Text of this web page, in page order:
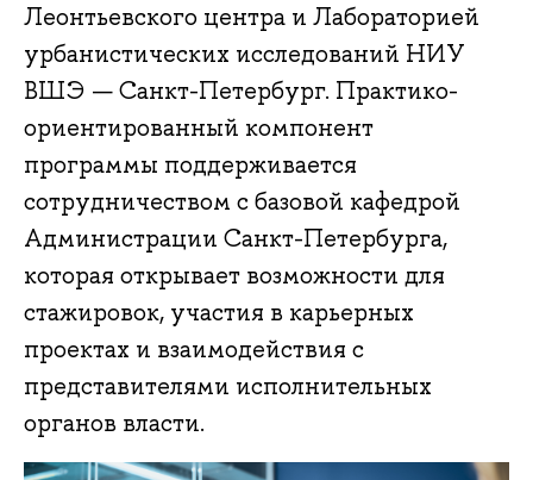
Леонтьевского центра и Лабораторией
урбанистических исследований НИУ
ВШЭ — Санкт-Петербург. Практико-
ориентированный компонент
программы поддерживается
сотрудничеством с базовой кафедрой
Администрации Санкт-Петербурга,
которая открывает возможности для
стажировок, участия в карьерных
проектах и взаимодействия с
представителями исполнительных
органов власти.